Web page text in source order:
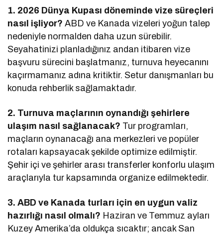
1. 2026 Dünya Kupası döneminde vize süreçleri
nasıl işliyor? ABD ve Kanada vizeleri yoğun talep
nedeniyle normalden daha uzun sürebilir.
Seyahatinizi planladığınız andan itibaren vize
başvuru sürecini başlatmanız, turnuva heyecanını
kaçırmamanız adına kritiktir. Setur danışmanları bu
konuda rehberlik sağlamaktadır.
2. Turnuva maçlarının oynandığı şehirlere
ulaşım nasıl sağlanacak? Tur programları,
maçların oynanacağı ana merkezleri ve popüler
rotaları kapsayacak şekilde optimize edilmiştir.
Şehir içi ve şehirler arası transferler konforlu ulaşım
araçlarıyla tur kapsamında organize edilmektedir.
3. ABD ve Kanada turları için en uygun valiz
hazırlığı nasıl olmalı? Haziran ve Temmuz ayları
Kuzey Amerika’da oldukça sıcaktır; ancak San